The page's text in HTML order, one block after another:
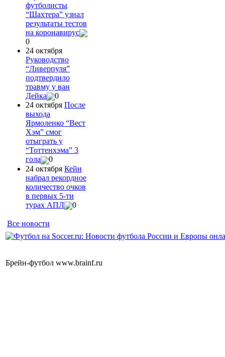
футболисты
“Шахтера” узнал
результаты тестов
на коронавирус
0
24 октября
Руководство
“Ливерпуля”
подтвердило
травму у ван
Дейка
0
24 октября После
выхода
Ярмоленко “Вест
Хэм” смог
отыграть у
“Тоттенхэма” 3
гола
0
24 октября Кейн
набрал рекордное
количество очков
в первых 5-ти
турах АПЛ
0
Все новости
Брейн-футбол www.brainf.ru